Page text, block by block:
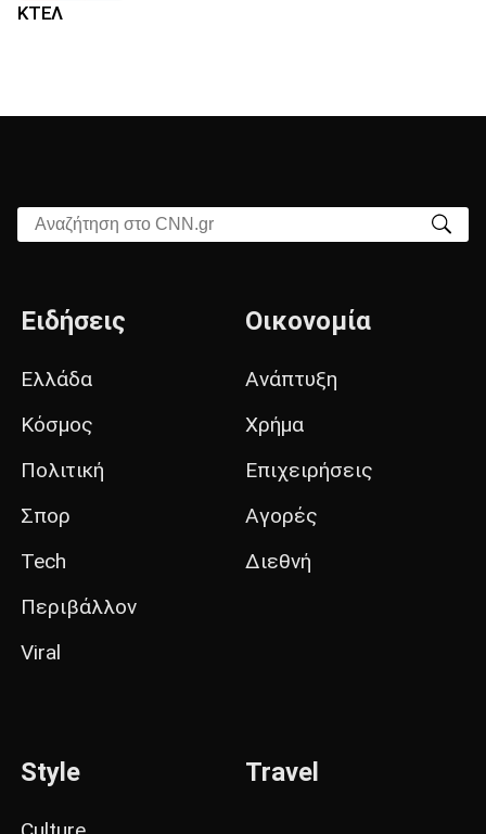
ΚΤΕΛ
Αναζήτηση στο CNN.gr
Ειδήσεις
Ελλάδα
Κόσμος
Πολιτική
Σπορ
Tech
Περιβάλλον
Viral
Οικονομία
Ανάπτυξη
Χρήμα
Επιχειρήσεις
Αγορές
Διεθνή
Style Travel